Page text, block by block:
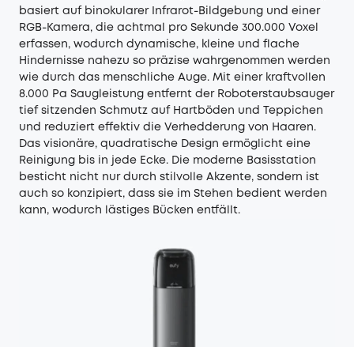
basiert auf binokularer Infrarot-Bildgebung und einer
RGB-Kamera, die achtmal pro Sekunde 300.000 Voxel
erfassen, wodurch dynamische, kleine und flache
Hindernisse nahezu so präzise wahrgenommen werden
wie durch das menschliche Auge. Mit einer kraftvollen
8.000 Pa Saugleistung entfernt der Roboterstaubsauger
tief sitzenden Schmutz auf Hartböden und Teppichen
und reduziert effektiv die Verhedderung von Haaren.
Das visionäre, quadratische Design ermöglicht eine
Reinigung bis in jede Ecke. Die moderne Basisstation
besticht nicht nur durch stilvolle Akzente, sondern ist
auch so konzipiert, dass sie im Stehen bedient werden
kann, wodurch lästiges Bücken entfällt.